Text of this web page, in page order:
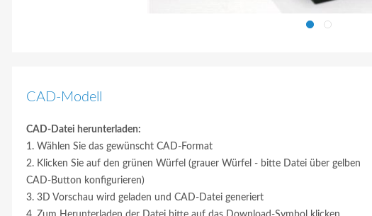
CAD-Modell
CAD-Datei herunterladen:
1. Wählen Sie das gewünscht CAD-Format
2. Klicken Sie auf den grünen Würfel (grauer Würfel - bitte Datei über gelben
CAD-Button konfigurieren)
3. 3D Vorschau wird geladen und CAD-Datei generiert